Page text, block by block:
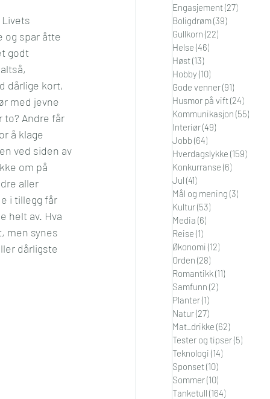
og spar åtte
godt
dårlige kort,
med jevne
Andre får
å klage
ved siden av
om på
aller
i tillegg får
helt av. Hva
men synes
dårligste
Engasjement(27)
Boligdrøm(39)
Gullkorn (22)
Helse (46)
Høst(13)
Hobby (10)
Gode venner(91)
Husmor på vift(24)
Kommunikasjon (55)
Interiør(49)
Jobb (64)
Hverdagslykke (159)
Konkurranse (6)
Jul (41)
Mål og mening (3)
Kultur(53)
Media (6)
Reise (1)
Økonomi (12)
Orden (28)
Romantikk(11)
Samfunn (2)
Planter(1)
Natur(27)
Mat_drikke (62)
Tester og tipser(5)
Teknologi (14)
Sponset(10)
Sommer(10)
Tanketull (164)